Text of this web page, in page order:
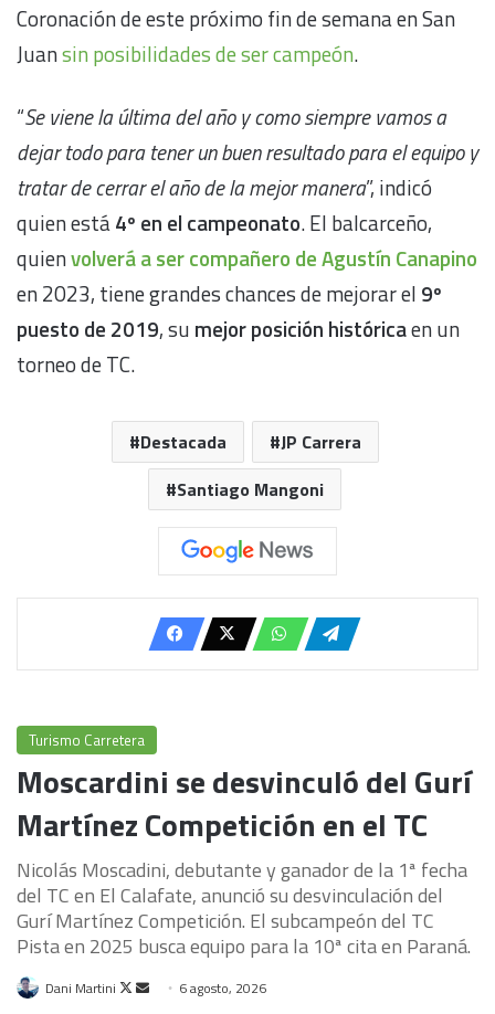
Coronación de este próximo fin de semana en San
Juansin posibilidades de ser campeón.
“Se viene la última del año y como siempre vamos a
dejar todo para tener un buen resultado para el equipo y
tratar de cerrar el año de la mejor manera”, indicó
quien está4º en el campeonato. El balcarceño,
quienvolverá a ser compañero de Agustín Canapino
en 2023, tiene grandes chances de mejorar el 9º
puesto de 2019, su mejor posición históricaen un
torneo de TC.
Destacada
JP Carrera
Santiago Mangoni